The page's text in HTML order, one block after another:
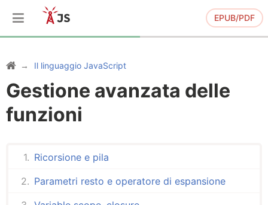
EPUB/PDF
Il linguaggio JavaScript
Gestione avanzata delle
funzioni
Ricorsione e pila
Parametri resto e operatore di espansione